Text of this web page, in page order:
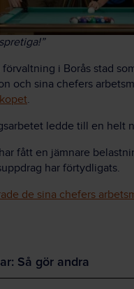
förvaltning i Borås stad
och sina chefers
.
ledde till en helt
fått en jämnare
har förtydligats.
de sina chefers
Så gör andra